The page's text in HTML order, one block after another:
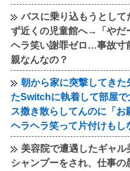
バスに乗り込もうとし
ず近くの児童館へ→「やだ
ヘラ笑い謝罪ゼロ…事故寸
親なんなの？
朝から家に突撃してき
たSwitchに執着して部屋
ス撒き散らしてんのに「
ヘラヘラ笑って片付けも
美容院で遭遇したギャ
シャンプーをされ、仕事